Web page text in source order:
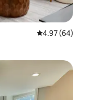
평점 4.97점(5
4.97 (64)